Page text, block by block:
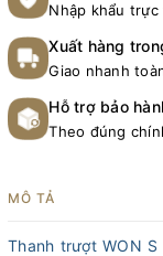
Nhập khẩu trực
Xuất hàng
Giao nhanh
Hỗ trợ bảo
Theo đúng
MÔ TẢ
Thanh trượt WON S